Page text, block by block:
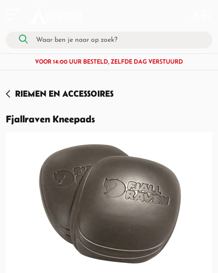
VOOR 14:00 UUR BESTELD, ZELFDE DAG VERSTUURD
RIEMEN EN ACCESSOIRES
Fjallraven Kneepads